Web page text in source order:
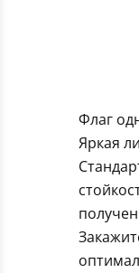
Флаг
Яркая